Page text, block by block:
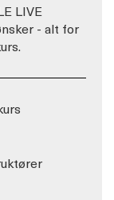
LIVE
- alt for